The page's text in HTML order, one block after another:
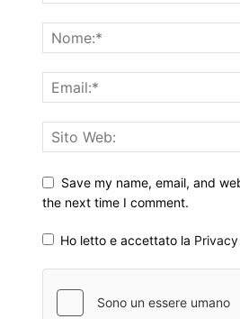
Save my name, email, and
the next time I comment.
Ho letto e accettato la